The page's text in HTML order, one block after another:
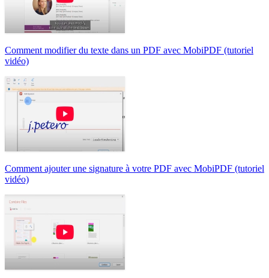
Comment modifier du texte dans un PDF avec MobiPDF (tutoriel
vidéo)
Comment ajouter une signature à votre PDF avec MobiPDF (tutoriel
vidéo)